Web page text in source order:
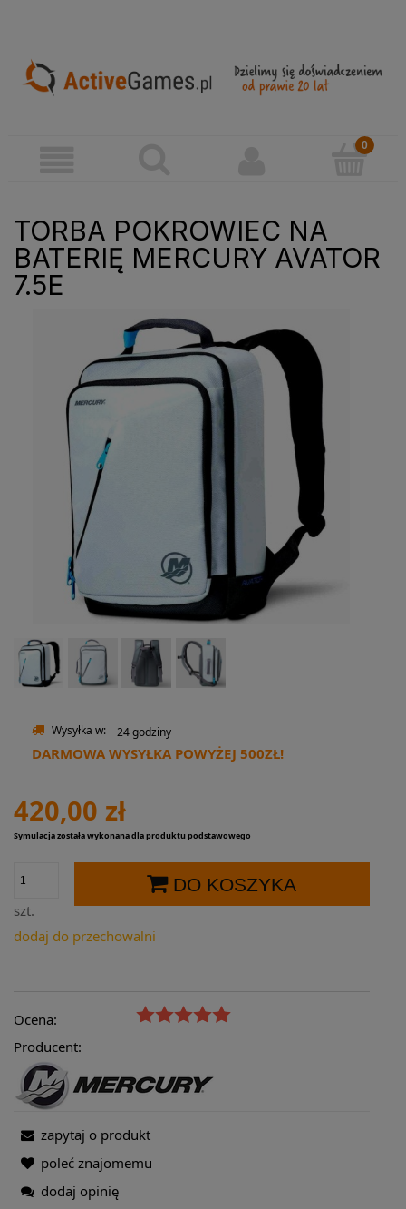
TORBA POKROWIEC NA
BATERIĘ MERCURY AVATOR
7.5E
Wysyłka w: 24 godziny
DARMOWA WYSYŁKA POWYŻEJ 500ZŁ!
420,00 zł
Symulacja została wykonana dla produktu podstawowego
szt.
DO KOSZYKA
dodaj do przechowalni
Ocena:
Producent:
zapytaj o produkt
poleć znajomemu
dodaj opinię